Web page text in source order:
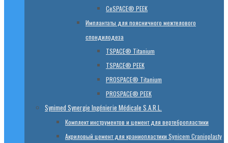
CeSPACE® PEEK
Имплантаты для поясничного межтелового
спондилодеза
TSPACE® Titanium
TSPACE® PEEK
PROSPACE® Titanium
PROSPACE® PEEK
Synimed Synergie Ingénierie Médicale S.A.R.L.
Комплект инструментов и цемент для вертебропластики
Акриловый цемент для краниопластики Synicem Cranioplasty